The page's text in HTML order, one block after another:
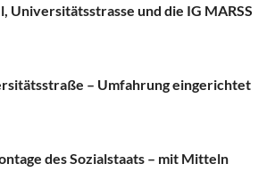
Universitätsstrasse und die IG MARSS
­– Umfahrung eingerichtet
des Sozialstaats – mit Mitteln